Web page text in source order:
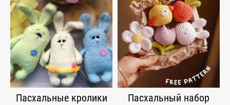
Пасхальные кролики Пасхальный набор